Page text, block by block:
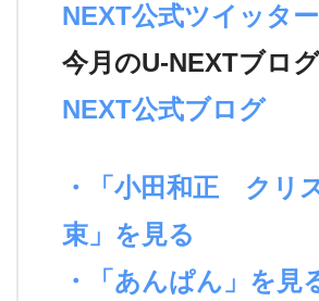
NEXT公式ツイッター
今月のU-NEXTブロ
NEXT公式ブログ
・「小田和正 クリ
束」を見る
・「あんぱん」を見